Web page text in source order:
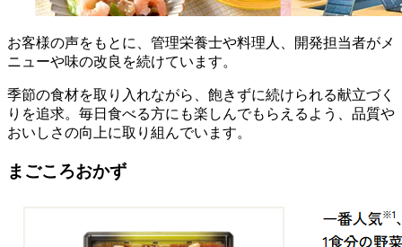
お客様の声をもとに、管理栄養士や料理人、開発担当者がメ
ニューや味の改良を続けています。
季節の食材を取り入れながら、飽きずに続けられる献立づく
りを追求。毎日食べる方にも楽しんでもらえるよう、品質や
おいしさの向上に取り組んでいます。
まごころおかず